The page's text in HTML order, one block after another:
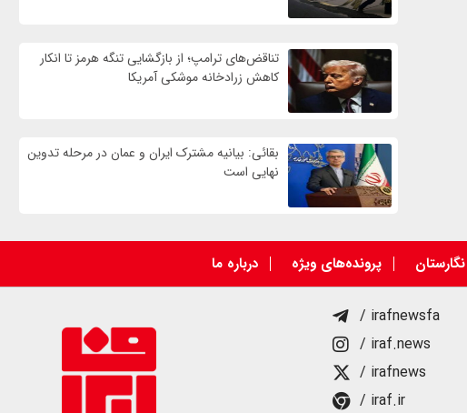
تناقض‌های ترامپ؛ از بازگشایی تنگه هرمز تا انکار
کاهش زرادخانه موشکی آمریکا
بقائی: بیانیه مشترک ایران و عمان در مرحله تدوین
نهایی است
نگارستان پرونده‌های ویژه درباره ما
/ irafnewsfa
/ iraf.news
/ irafnews
/ iraf.ir